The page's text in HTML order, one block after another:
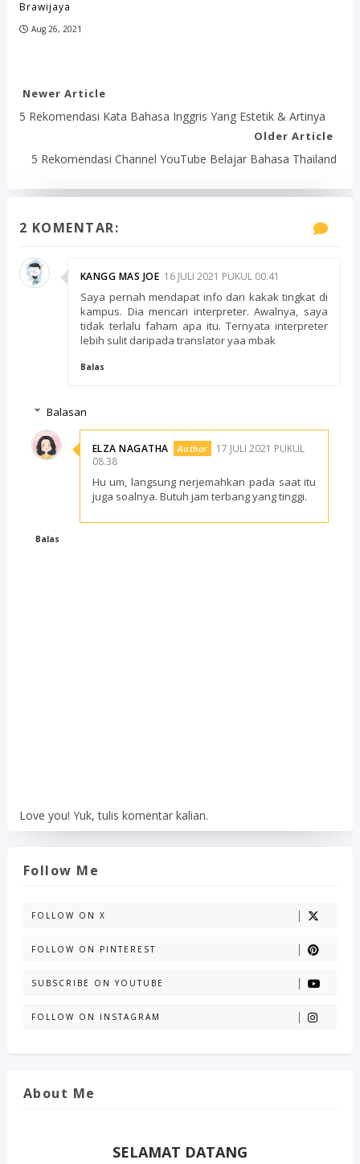
Brawijaya
Aug 26, 2021
Newer Article
5 Rekomendasi Kata Bahasa Inggris Yang Estetik & Artinya
Older Article
5 Rekomendasi Channel YouTube Belajar Bahasa Thailand
2 KOMENTAR:
KANGG MAS JOE 16 JULI 2021 PUKUL 00.41
Saya pernah mendapat info dari kakak tingkat di
kampus. Dia mencari interpreter. Awalnya, saya
tidak terlalu faham apa itu. Ternyata interpreter
lebih sulit daripada translator yaa mbak
Balas
Balasan
ELZA NAGATHA
17 JULI 2021 PUKUL
08.38
Hu um, langsung nerjemahkan pada saat itu
juga soalnya. Butuh jam terbang yang tinggi.
Balas
Love you! Yuk, tulis komentar kalian.
Follow Me
FOLLOW ON X
FOLLOW ON PINTEREST
SUBSCRIBE ON YOUTUBE
FOLLOW ON INSTAGRAM
About Me
SELAMAT DATANG